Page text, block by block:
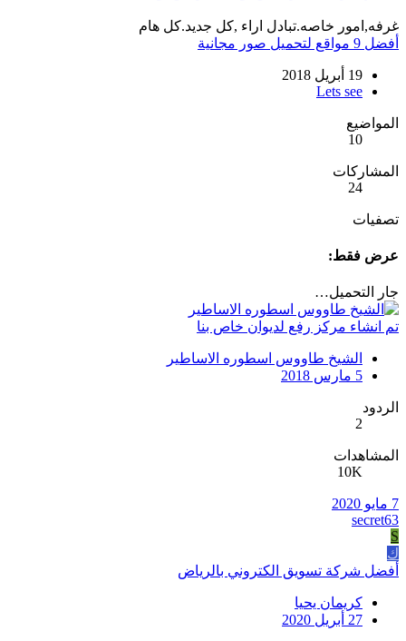
غرفه,امور خاصه.تبادل اراء ,كل جديد.كل هام
أفضل 9 مواقع لتحميل صور مجانية
19 أبريل 2018
Lets see
المواضيع
10
المشاركات
24
تصفيات
عرض فقط:
جار التحميل…
تم انشاء مركز رفع لديوان خاص بنا
الشيخ طاووس اسطوره الاساطير
5 مارس 2018
الردود
2
المشاهدات
10K
7 مايو 2020
secret63
S
ك
أفضل شركة تسويق الكتروني بالرياض
كريمان يحيا
27 أبريل 2020